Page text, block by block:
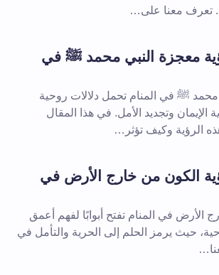
تعرف معنا على…
معجزة النبي محمد ﷺ في
محمد ﷺ في المنام تحمل دلالات روحية
الإيمان وتجديد الأمل. في هذا المقال
الرؤية وكيف تؤثر…
الكون من خارج الأرض في
الأرض في المنام تفتح أبوابًا لفهم أعمق
حيث يرمز الحلم إلى الحرية والتأمل في